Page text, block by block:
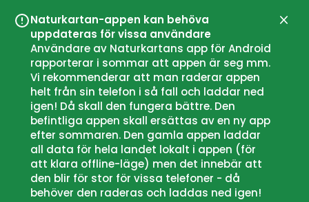
Naturkartan-appen kan behöva
uppdateras för vissa användare
Användare av Naturkartans app för Android
rapporterar i sommar att appen är seg mm.
Vi rekommenderar att man raderar appen
helt från sin telefon i så fall och laddar ned
igen! Då skall den fungera bättre. Den
befintliga appen skall ersättas av en ny app
efter sommaren. Den gamla appen laddar
all data för hela landet lokalt i appen (för
att klara offline-läge) men det innebär att
den blir för stor för vissa telefoner - då
behöver den raderas och laddas ned igen!